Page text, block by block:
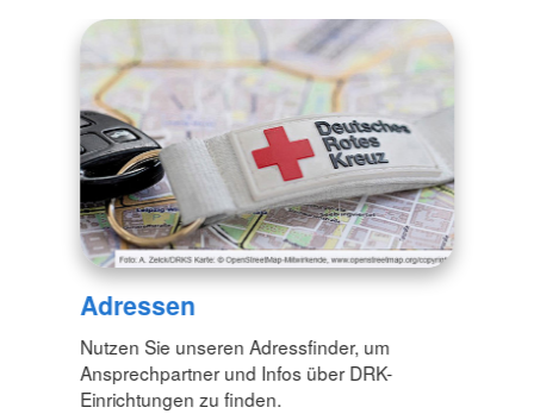
Adressen
Nutzen Sie unseren Adressfinder, um
Ansprechpartner und Infos über DRK-
Einrichtungen zu finden.